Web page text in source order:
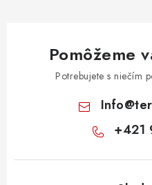
Pomôžeme
Potrebujete s niečím
Info@
+421